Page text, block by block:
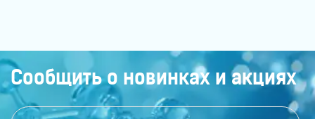
Сообщить о новинках и акциях